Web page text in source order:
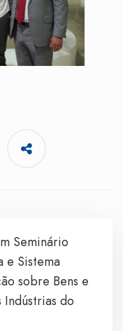
Seminário
e Sistema
sobre Bens e
Indústrias do